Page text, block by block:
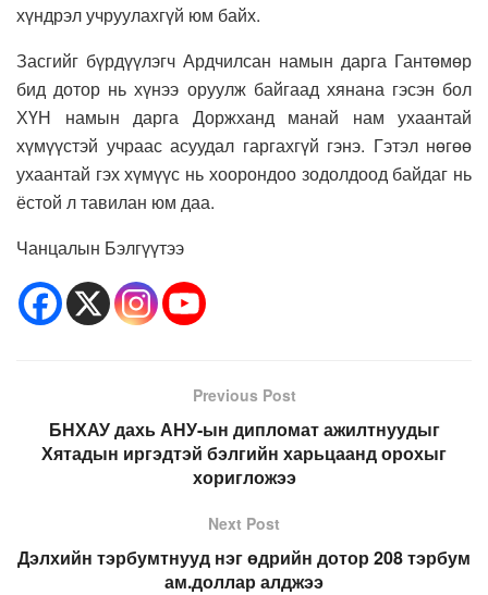
хүндрэл учруулахгүй юм байх.
Засгийг бүрдүүлэгч Ардчилсан намын дарга Гантөмөр
бид дотор нь хүнээ оруулж байгаад хянана гэсэн бол
ХҮН намын дарга Доржханд манай нам ухаантай
хүмүүстэй учраас асуудал гаргахгүй гэнэ. Гэтэл нөгөө
ухаантай гэх хүмүүс нь хоорондоо зодолдоод байдаг нь
ёстой л тавилан юм даа.
Чанцалын Бэлгүүтээ
Previous Post
БНХАУ дахь АНУ-ын дипломат ажилтнуудыг
Хятадын иргэдтэй бэлгийн харьцаанд орохыг
хоригложээ
Next Post
Дэлхийн тэрбумтнууд нэг өдрийн дотор 208 тэрбум
ам.доллар алджээ